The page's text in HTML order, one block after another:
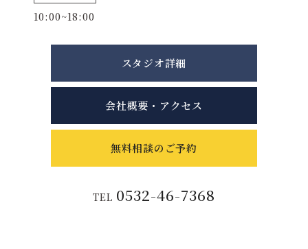
10:00~18:00
スタジオ詳細
会社概要・アクセス
無料相談のご予約
TEL 0532-46-7368